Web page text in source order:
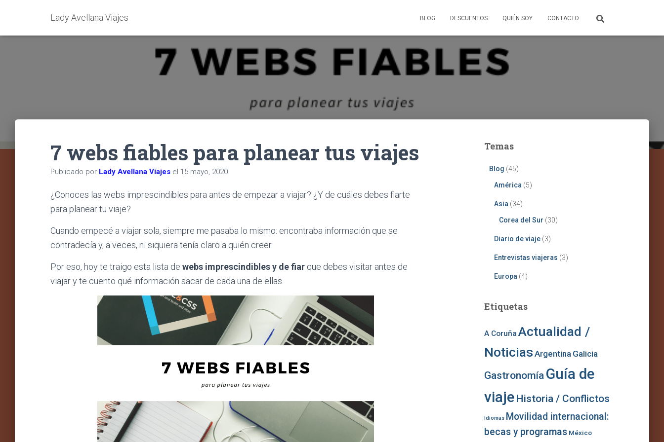
Lady Avellana Viajes BLOG DESCUENTOS QUIÉN SOY CONTACTO
7 webs fiables para planear tus viajes
Publicado por Lady Avellana Viajes el 15 mayo, 2020
¿Conoces las webs imprescindibles para antes de empezar a viajar? ¿Y de cuáles debes fiarte
para planear tu viaje?
Cuando empecé a viajar sola, siempre me pasaba lo mismo: encontraba información que se
contradecía y, a veces, ni siquiera tenía claro a quién creer.
Por eso, hoy te traigo esta lista de webs imprescindibles y de fiar que debes visitar antes de
viajar y te cuento qué información sacar de cada una de ellas.
Temas
Blog (45)
América (5)
Asia (34)
Corea del Sur (30)
Diario de viaje(3)
Entrevistas viajeras (3)
Europa (4)
Etiquetas
A Coruña Actualidad /
Noticias Argentina Galicia
Gastronomía Guía de
viaje Historia / Conflictos
Idiomas Movilidad internacional:
becas y programas México